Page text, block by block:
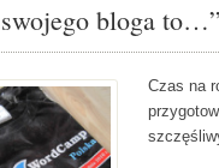
bloga to…”
Czas na